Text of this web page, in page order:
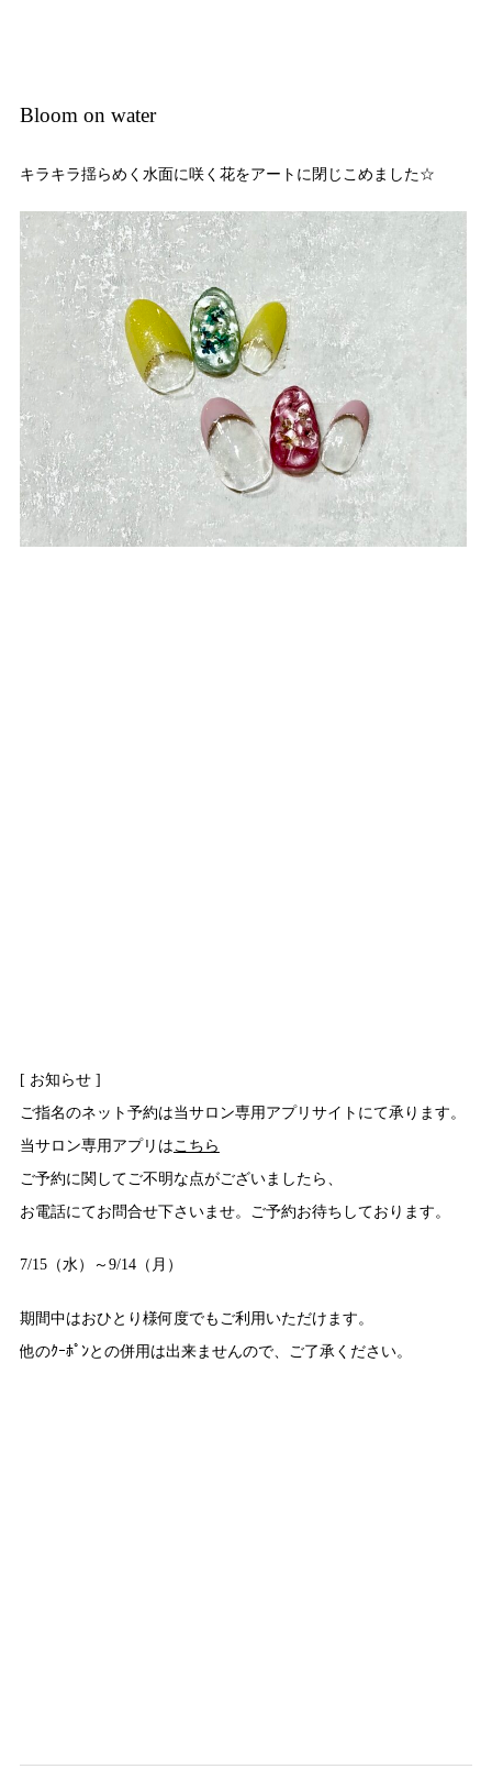
Bloom on water
キラキラ揺らめく水面に咲く花をアートに閉じこめました☆
[ お知らせ ]
ご指名のネット予約は当サロン専用アプリサイトにて承ります。
当サロン専用アプリはこちら
ご予約に関してご不明な点がございましたら、
お電話にてお問合せ下さいませ。ご予約お待ちしております。
7/15（水）～9/14（月）
期間中はおひとり様何度でもご利用いただけます。
他のｸｰﾎﾟﾝとの併用は出来ませんので、ご了承ください。